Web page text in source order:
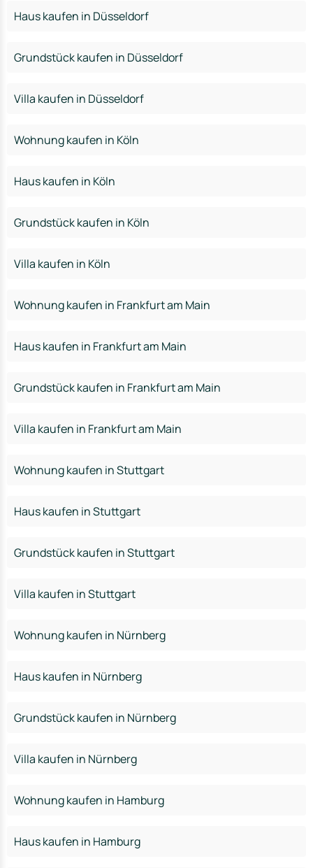
Haus kaufen in Düsseldorf
Grundstück kaufen in Düsseldorf
Villa kaufen in Düsseldorf
Wohnung kaufen in Köln
Haus kaufen in Köln
Grundstück kaufen in Köln
Villa kaufen in Köln
Wohnung kaufen in Frankfurt am Main
Haus kaufen in Frankfurt am Main
Grundstück kaufen in Frankfurt am Main
Villa kaufen in Frankfurt am Main
Wohnung kaufen in Stuttgart
Haus kaufen in Stuttgart
Grundstück kaufen in Stuttgart
Villa kaufen in Stuttgart
Wohnung kaufen in Nürnberg
Haus kaufen in Nürnberg
Grundstück kaufen in Nürnberg
Villa kaufen in Nürnberg
Wohnung kaufen in Hamburg
Haus kaufen in Hamburg